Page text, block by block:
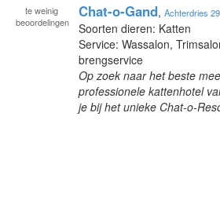
te weinig
beoordelingen
Chat-o-Gand, Achterdries 29
Soorten dieren: Katten
Service: Wassalon,
brengservice
Op zoek naar het beste
professionele kattenhotel
je bij het unieke Chat-o-